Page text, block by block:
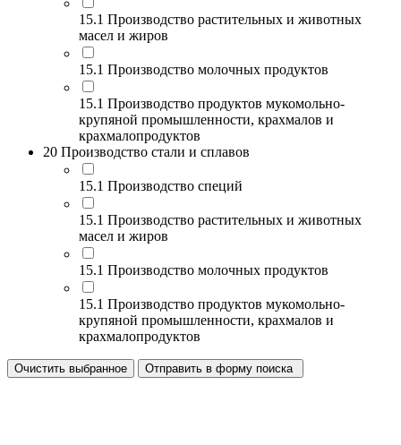
15.1 Производство растительных и животных
масел и жиров
15.1 Производство молочных продуктов
15.1 Производство продуктов мукомольно-
крупяной промышленности, крахмалов и
крахмалопродуктов
20 Производство стали и сплавов
15.1 Производство специй
15.1 Производство растительных и животных
масел и жиров
15.1 Производство молочных продуктов
15.1 Производство продуктов мукомольно-
крупяной промышленности, крахмалов и
крахмалопродуктов